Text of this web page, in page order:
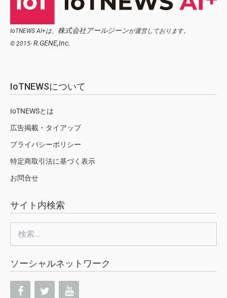
IoTNEWS AI+は、 株式会社アールジーンが運営しております。
© 2015- R.GENE,Inc.
IoTNEWSについて
IoTNEWSとは
広告掲載・タイアップ
プライバシーポリシー
特定商取引法に基づく表示
お問合せ
サイト内検索
索:
ソーシャルネットワーク